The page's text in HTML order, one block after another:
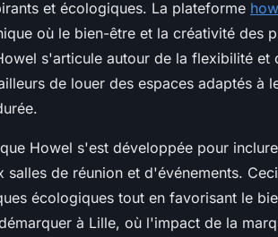
et écologiques. La plateforme
où le bien-être et la créativité des
s'articule autour de la flexibilité et
de louer des espaces adaptés à
Howel s'est développée pour
salles de réunion et d'événements.
écologiques tout en favorisant le
à Lille, où l'impact de la